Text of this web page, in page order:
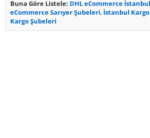
Buna Göre Listele: DHL eCommerce
eCommerce Sarıyer Şubeleri, İstanbul
Kargo Şubeleri